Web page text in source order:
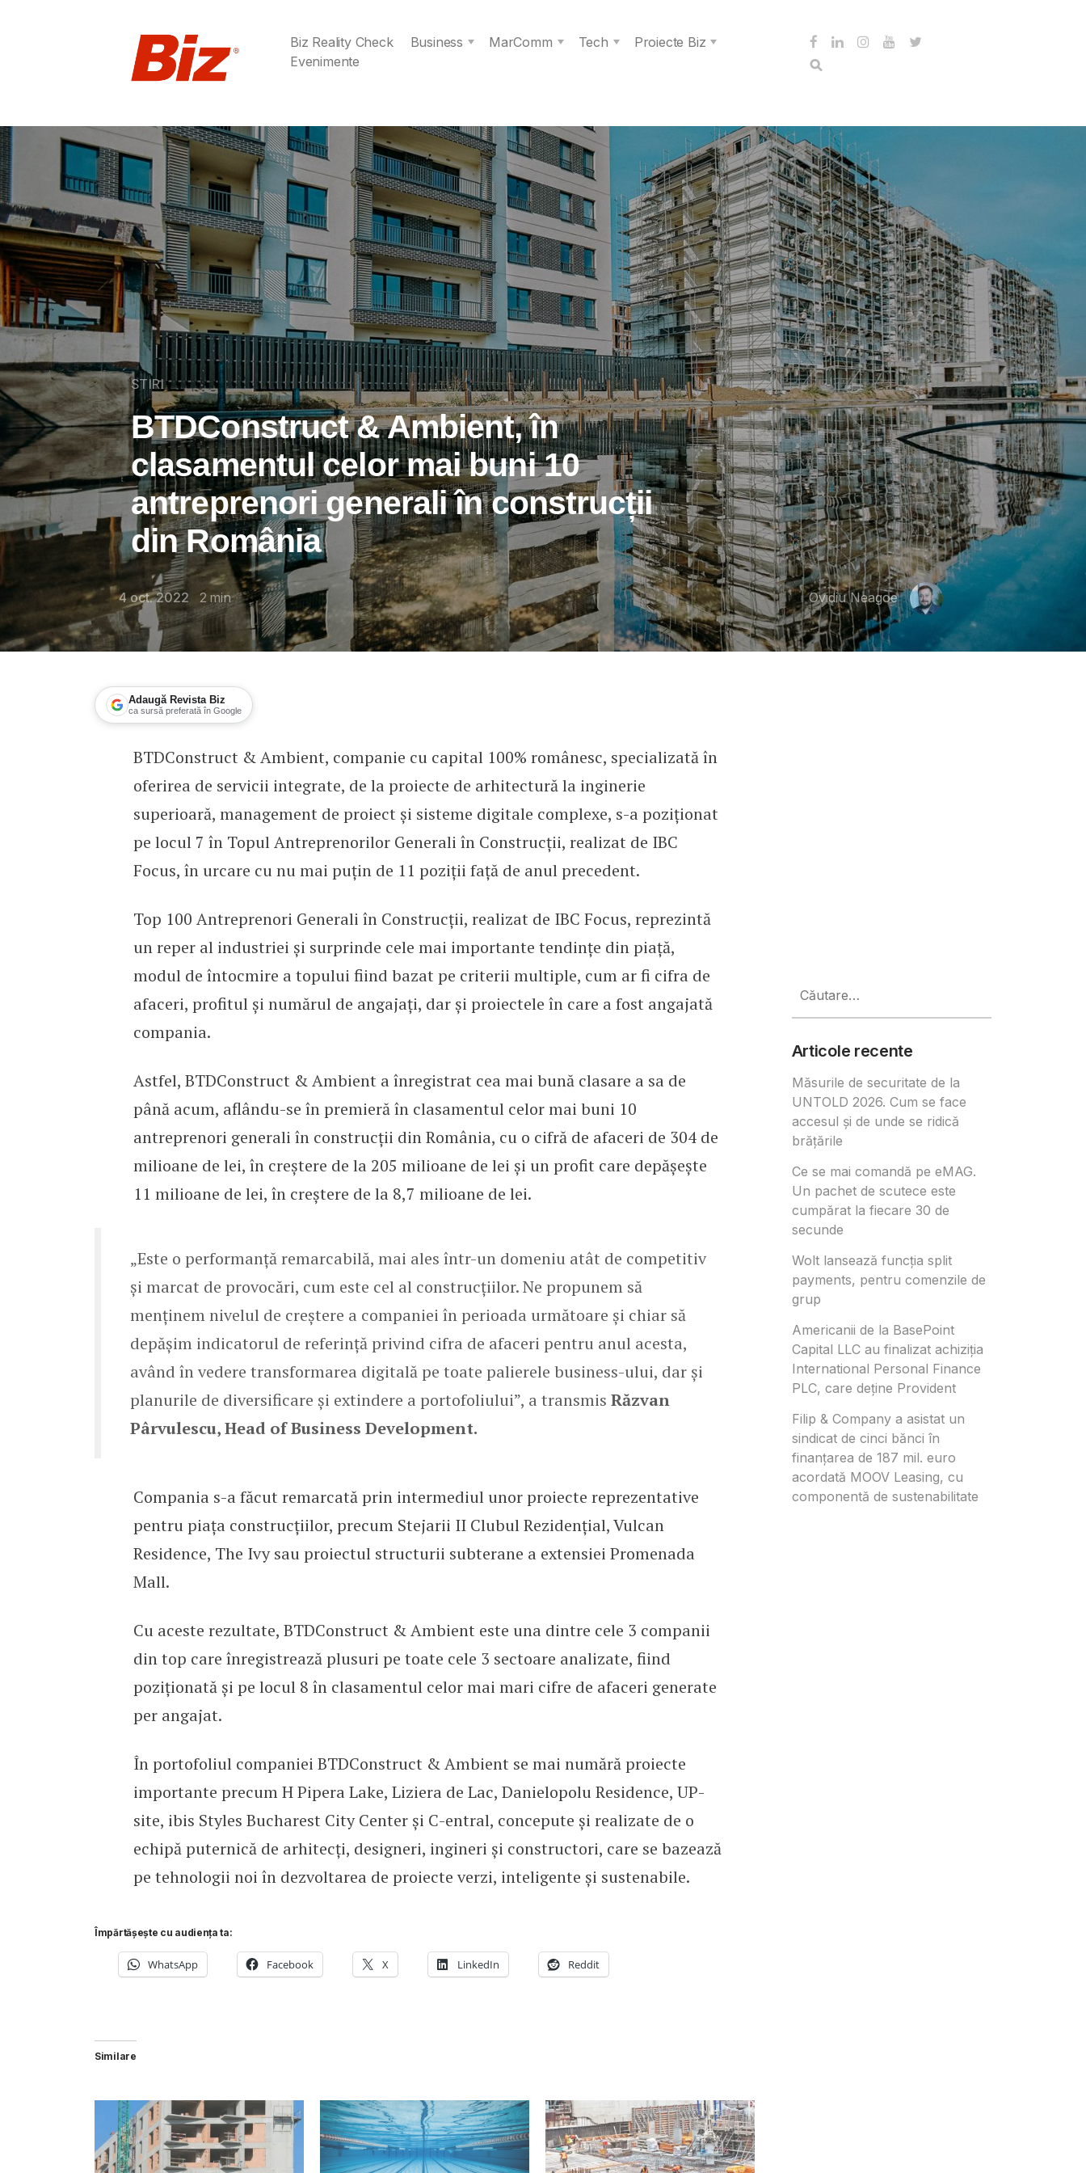
Biz Reality Check Business MarComm Tech
Proiecte Biz
Evenimente
STIRI
BTDConstruct & Ambient, în
clasamentul celor mai buni 10
antreprenori generali în construcții
din România
4 oct. 2022 2 min Ovidiu Neagoe
Adaugă Revista Biz
ca sursă preferată în Google
BTDConstruct & Ambient, în clasamentul celor mai buni 10 antreprenori generali în
BTDConstruct & Ambient, companie cu capital 100% românesc, specializată în
oferirea de servicii integrate, de la proiecte de arhitectură la inginerie
superioară, management de proiect și sisteme digitale complexe, s-a poziționat
pe locul 7 în Topul Antreprenorilor Generali în Construcții, realizat de IBC
Focus, în urcare cu nu mai puțin de 11 poziții față de anul precedent.
Top 100 Antreprenori Generali în Construcții, realizat de IBC Focus, reprezintă
un reper al industriei și surprinde cele mai importante tendințe din piață,
modul de întocmire a topului fiind bazat pe criterii multiple, cum ar fi cifra de
afaceri, profitul și numărul de angajați, dar și proiectele în care a fost angajată
compania.
Astfel, BTDConstruct & Ambient a înregistrat cea mai bună clasare a sa de
până acum, aflându-se în premieră în clasamentul celor mai buni 10
antreprenori generali în construcții din România, cu o cifră de afaceri de 304 de
milioane de lei, în creștere de la 205 milioane de lei și un profit care depășește
11 milioane de lei, în creștere de la 8,7 milioane de lei.
„Este o performanță remarcabilă, mai ales într-un domeniu atât de competitiv
și marcat de provocări, cum este cel al construcțiilor. Ne propunem să
menținem nivelul de creștere a companiei în perioada următoare și chiar să
depășim indicatorul de referință privind cifra de afaceri pentru anul acesta,
având în vedere transformarea digitală pe toate palierele business-ului, dar și
planurile de diversificare și extindere a portofoliului”, a transmis Răzvan
Pârvulescu, Head of Business Development.
Compania s-a făcut remarcată prin intermediul unor proiecte reprezentative
pentru piața construcțiilor, precum Stejarii II Clubul Rezidențial, Vulcan
Residence, The Ivy sau proiectul structurii subterane a extensiei Promenada
Mall.
Cu aceste rezultate, BTDConstruct & Ambient este una dintre cele 3 companii
din top care înregistrează plusuri pe toate cele 3 sectoare analizate, fiind
poziționată și pe locul 8 în clasamentul celor mai mari cifre de afaceri generate
per angajat.
În portofoliul companiei BTDConstruct & Ambient se mai numără proiecte
importante precum H Pipera Lake, Liziera de Lac, Danielopolu Residence, UP-
site, ibis Styles Bucharest City Center și C-entral, concepute și realizate de o
echipă puternică de arhitecți, designeri, ingineri și constructori, care se bazează
pe tehnologii noi în dezvoltarea de proiecte verzi, inteligente și sustenabile.
Împărtășește cu audiența ta:
WhatsApp Facebook X LinkedIn Reddit
Similare
după:
Articole recente
Măsurile de securitate de la
UNTOLD 2026. Cum se face
accesul și de unde se ridică
brățările
Ce se mai comandă pe eMAG.
Un pachet de scutece este
cumpărat la fiecare 30 de
secunde
Wolt lansează funcția split
payments, pentru comenzile de
grup
Americanii de la BasePoint
Capital LLC au finalizat achiziția
International Personal Finance
PLC, care deține Provident
Filip & Company a asistat un
sindicat de cinci bănci în
finanțarea de 187 mil. euro
acordată MOOV Leasing, cu
componentă de sustenabilitate